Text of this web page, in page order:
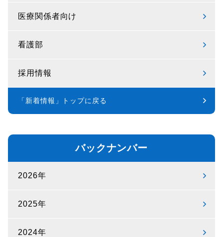
医療関係者向け
看護部
採用情報
「新着情報」トップに戻る
バックナンバー
2026年
2025年
2024年